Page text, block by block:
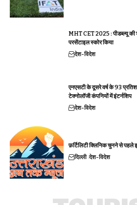
MHT CET 2025 : पीडब्ल्यू
परसेंटाइल स्कोर किया
देश-विदेश
एनएसटी के दूसरे वर्ष के 93 प्रतिशत
टेक्नोलॉजी कंपनियों में इंटर्नशिप
देश-विदेश
फ़र्टिलिटी क्लिनिक चुनने से पहले
दिल्ली देश-विदेश